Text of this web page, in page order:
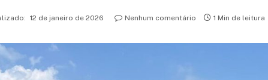
12 de janeiro de 2026 Nenhum comentário 1 Min de leitura